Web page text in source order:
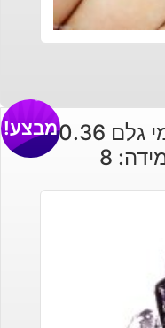
טבעת כסף בשיבוץ יהלומי גלם 0.36 קרט
8
מבצע!